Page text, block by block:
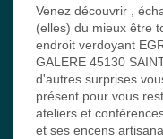
Venez découvrir ,
(elles) du mieux être
endroit verdoyant
GALERE 45130
d'autres surprises
présent pour vous
ateliers et
et ses encens